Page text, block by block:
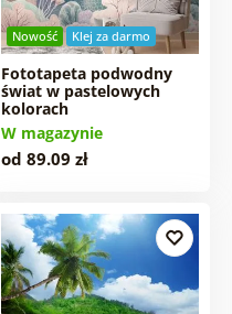
Nowość Klej za darmo
Fototapeta podwodny
świat w pastelowych
kolorach
W magazynie
od 89.09 zł